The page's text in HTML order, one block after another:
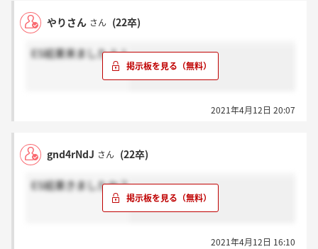
やりさん さん (22卒)
ES結果来ましたよ！
2021年4月12日 20:07
gnd4rNdJ さん (22卒)
ES結果きましたか？
2021年4月12日 16:10